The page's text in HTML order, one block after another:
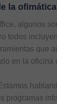
la ofimática
algunos
todos
que
en la oficina
programas